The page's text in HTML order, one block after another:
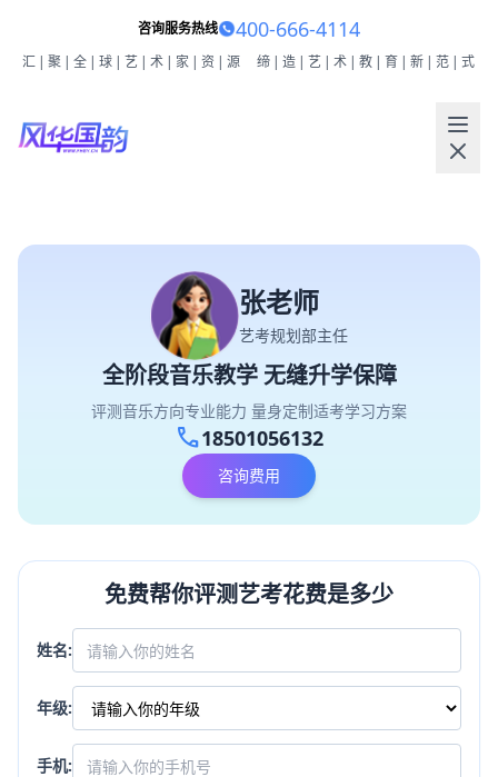
咨询服务热线 400-666-4114
汇|聚|全|球|艺|术|家|资|源 缔|造|艺|术|教|育|新|范|式
张老师
艺考规划部主任
全阶段音乐教学 无缝升学保障
评测音乐方向专业能力 量身定制适考学习方案
call18501056132
咨询费用
免费帮你评测艺考花费是多少
姓名:
年级:
手机: